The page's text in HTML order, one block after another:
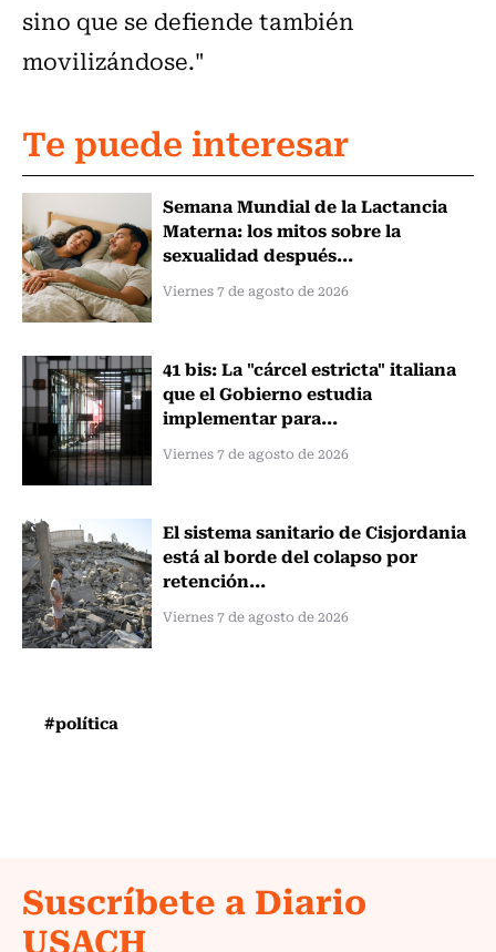
sino que se defiende también
movilizándose."
Te puede interesar
Semana Mundial de la Lactancia
Materna: los mitos sobre la
sexualidad después...
Viernes 7 de agosto de 2026
41 bis: La "cárcel estricta" italiana
que el Gobierno estudia
implementar para...
Viernes 7 de agosto de 2026
El sistema sanitario de Cisjordania
está al borde del colapso por
retención...
Viernes 7 de agosto de 2026
#política